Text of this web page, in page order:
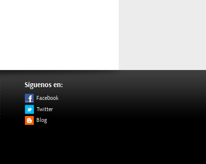
Síguenos en:
Facebook
Twitter
Blog